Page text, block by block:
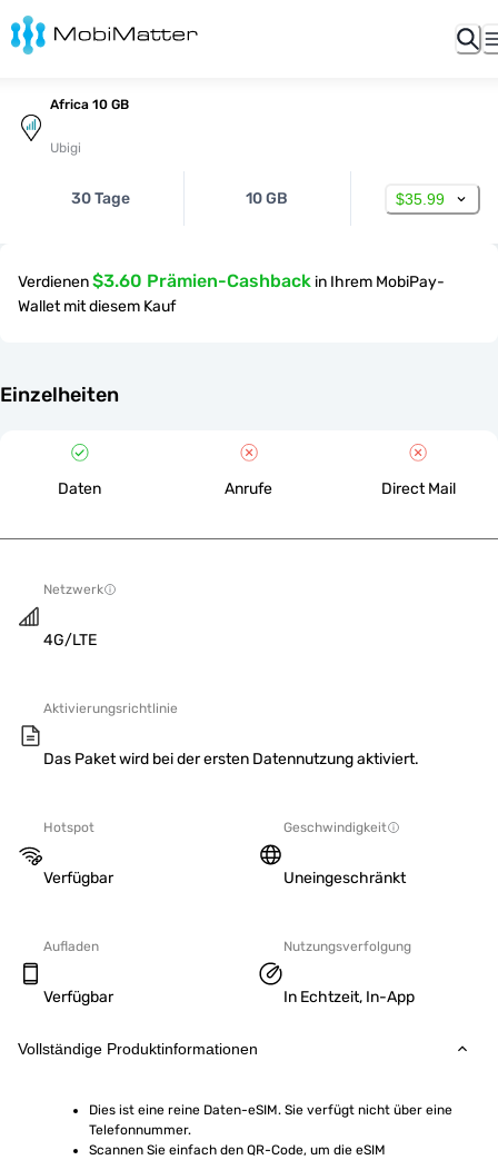
Africa 10 GB
Ubigi
30 Tage 10 GB $35.99
Verdienen$3.60 Prämien-Cashback in Ihrem MobiPay-
Wallet mit diesem Kauf
Einzelheiten
Daten Anrufe Direct Mail
Netzwerk
4G/LTE
Aktivierungsrichtlinie
Das Paket wird bei der ersten Datennutzung aktiviert.
Hotspot
Verfügbar
Geschwindigkeit
Uneingeschränkt
Aufladen
Verfügbar
Nutzungsverfolgung
In Echtzeit, In-App
Vollständige Produktinformationen
Dies ist eine reine Daten-eSIM. Sie verfügt nicht über eine
Telefonnummer.
Scannen Sie einfach den QR-Code, um die eSIM